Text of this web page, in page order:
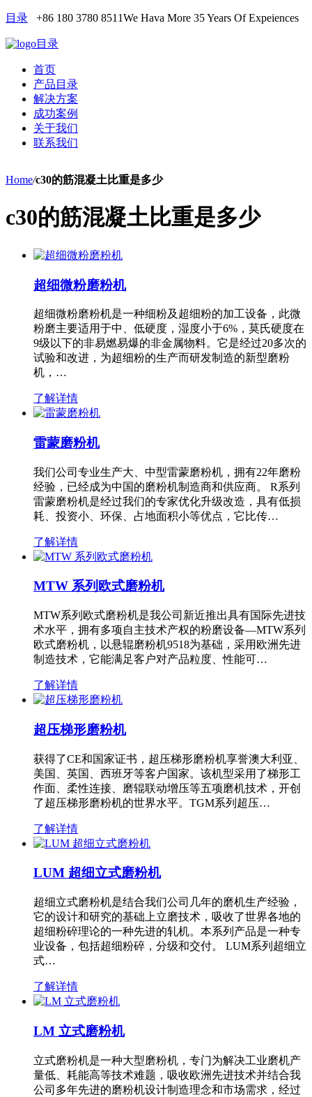
目录 +86 180 3780 8511We Hava More 35 Years Of Expeiences
目录
首页
产品目录
解决方案
成功案例
关于我们
联系我们
Home/c30的筋混凝土比重是多少
c30的筋混凝土比重是多少
超细微粉磨粉机
超细微粉磨粉机是一种细粉及超细粉的加工设备，此微
粉磨主要适用于中、低硬度，湿度小于6%，莫氏硬度在
9级以下的非易燃易爆的非金属物料。它是经过20多次的
试验和改进，为超细粉的生产而研发制造的新型磨粉
机，…
了解详情
雷蒙磨粉机
我们公司专业生产大、中型雷蒙磨粉机，拥有22年磨粉
经验，已经成为中国的磨粉机制造商和供应商。 R系列
雷蒙磨粉机是经过我们的专家优化升级改造，具有低损
耗、投资小、环保、占地面积小等优点，它比传…
了解详情
MTW 系列欧式磨粉机
MTW系列欧式磨粉机是我公司新近推出具有国际先进技
术水平，拥有多项自主技术产权的粉磨设备—MTW系列
欧式磨粉机，以悬辊磨粉机9518为基础，采用欧洲先进
制造技术，它能满足客户对产品粒度、性能可…
了解详情
超压梯形磨粉机
获得了CE和国家证书，超压梯形磨粉机享誉澳大利亚、
美国、英国、西班牙等客户国家。该机型采用了梯形工
作面、柔性连接、磨辊联动增压等五项磨机技术，开创
了超压梯形磨粉机的世界水平。TGM系列超压…
了解详情
LUM 超细立式磨粉机
超细立式磨粉机是结合我们公司几年的磨机生产经验，
它的设计和研究的基础上立磨技术，吸收了世界各地的
超细粉碎理论的一种先进的轧机。本系列产品是一种专
业设备，包括超细粉碎，分级和交付。 LUM系列超细立
式…
了解详情
LM 立式磨粉机
立式磨粉机是一种大型磨粉机，专门为解决工业磨机产
量低、耗能高等技术难题，吸收欧洲先进技术并结合我
公司多年先进的磨粉机设计制造理念和市场需求，经过